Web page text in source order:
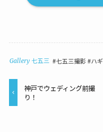
Gallery 七五三 七五三撮影 ハ
神戸でウェディング前撮
り！